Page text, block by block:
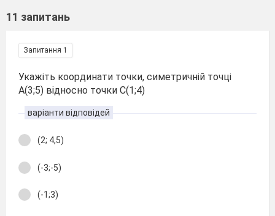
11 запитань
Запитання 1
Укажіть координати точки, симетричній точці
А(3;5) відносно точки С(1;4)
варіанти відповідей
(2; 4,5)
(-3;-5)
(-1;3)